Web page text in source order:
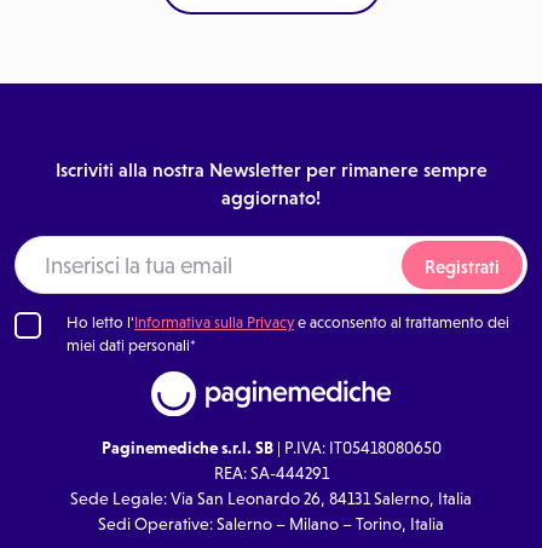
Iscriviti alla nostra Newsletter per rimanere sempre
aggiornato!
Registrati
Ho letto l'Informativa sulla Privacye acconsento al trattamento dei
miei dati personali*
Paginemediche s.r.l. SB| P.IVA: IT05418080650
REA: SA-444291
Sede Legale: Via San Leonardo 26, 84131 Salerno, Italia
Sedi Operative: Salerno – Milano – Torino, Italia